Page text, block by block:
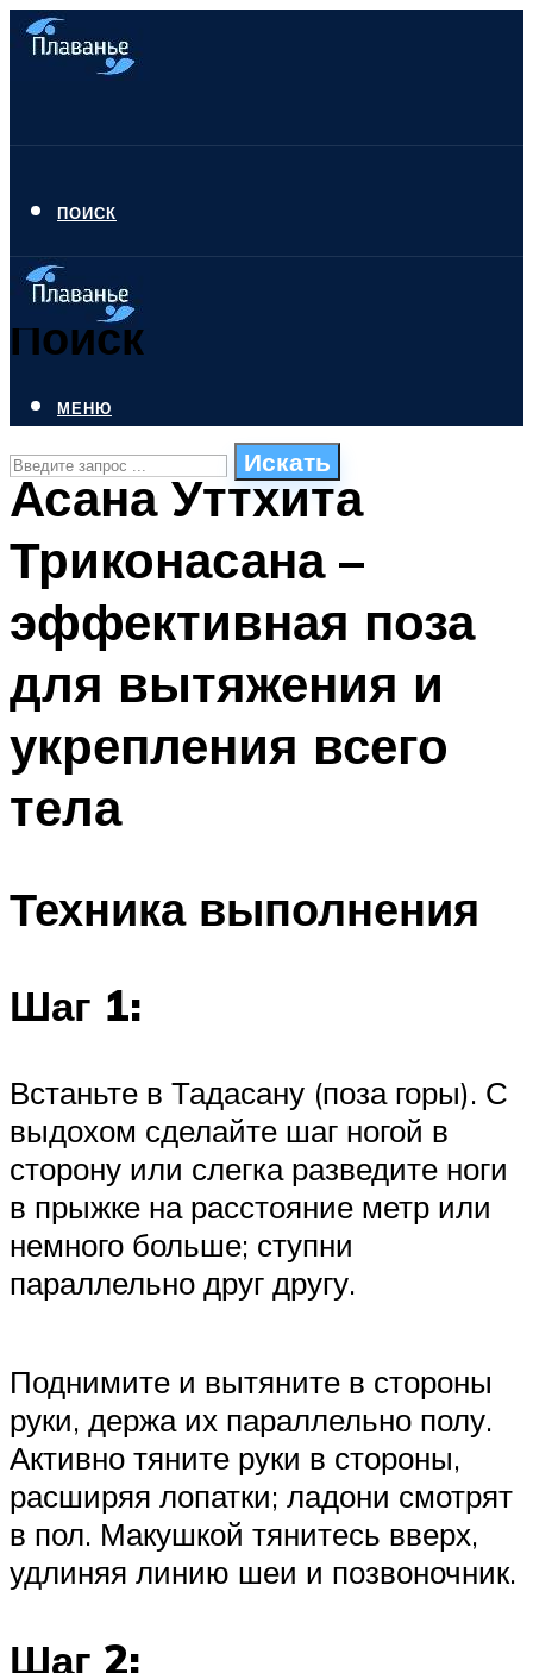
ПОИСК
Поиск
Искать
ПЛАВАНЬЕ ДЛЯ ДЕТЕЙ
БАССЕЙН ДЛЯ ДОМА
МЕНЮ
МЕНЮ
Асана Уттхита
Триконасана –
эффективная поза
для вытяжения и
укрепления всего
тела
Техника выполнения
Шаг 1:
Встаньте в Тадасану (поза горы). С
выдохом сделайте шаг ногой в
сторону или слегка разведите ноги
в прыжке на расстояние метр или
немного больше; ступни
параллельно друг другу.
Поднимите и вытяните в стороны
руки, держа их параллельно полу.
Активно тяните руки в стороны,
расширяя лопатки; ладони смотрят
в пол. Макушкой тянитесь вверх,
удлиняя линию шеи и позвоночник.
Шаг 2: